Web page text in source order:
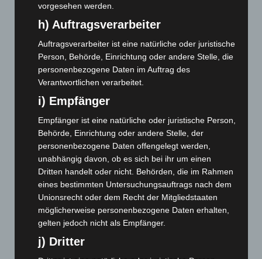
März 2026(115)
Februar 2026(109)
Januar 2026(122)
Dezember 2025(103)
November 2025(114)
Oktober 2025(112)
August 2025(90)
Juli 2025(90)
Juni 2025
(103)
Mai 2025(112)
April 2025(88)
März 2025
(111)
Februar 2025 (96)
vorgesehen werden.
h) Auftragsverarbeiter
Auftragsverarbeiter ist eine natürliche oder juristische
Person, Behörde, Einrichtung oder andere Stelle, die
personenbezogene Daten im Auftrag des
Verantwortlichen verarbeitet.
i) Empfänger
Empfänger ist eine natürliche oder juristische Person,
Behörde, Einrichtung oder andere Stelle, der
personenbezogene Daten offengelegt werden,
unabhängig davon, ob es sich bei ihr um einen
Dritten handelt oder nicht. Behörden, die im Rahmen
eines bestimmten Untersuchungsauftrags nach dem
Unionsrecht oder dem Recht der Mitgliedstaaten
möglicherweise personenbezogene Daten erhalten,
gelten jedoch nicht als Empfänger.
j) Dritter